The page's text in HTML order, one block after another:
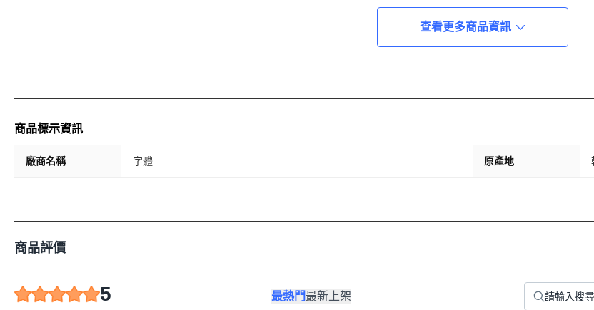
查看更多商品資訊
商品標示資訊
廠商名稱 字體 原產地
商品評價
5 最熱門最新上架